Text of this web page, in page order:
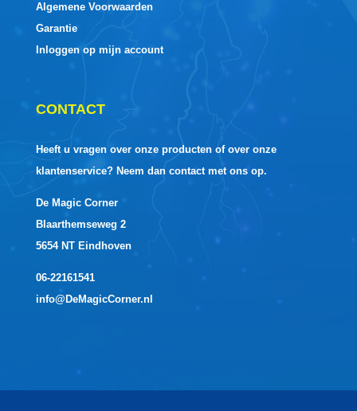
Algemene Voorwaarden
Garantie
Inloggen op mijn account
CONTACT
Heeft u vragen over onze producten of over onze
klantenservice? Neem dan contact met ons op.
De Magic Corner
Blaarthemseweg 2
5654 NT Eindhoven
06-22161541
info@DeMagicCorner.nl